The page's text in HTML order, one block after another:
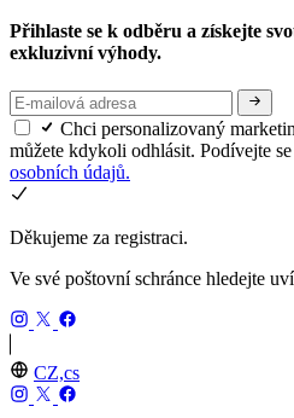
Přihlaste se k odběru a získejte
exkluzivní výhody.
Chci personalizovaný
můžete kdykoli odhlásit. Podívejte se
osobních údajů.
Děkujeme za registraci.
Ve své poštovní schránce hledejte
CZ,cs